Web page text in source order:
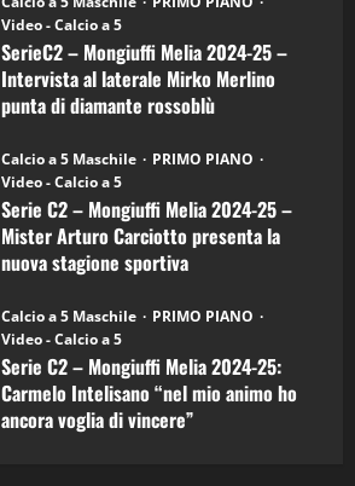
–
Intervista
a
mister
Arturo
Carciotto
(Mongiuffi
Video - Calcio a 5
SerieC2 – Mongiuffi Melia 2024-25 –
Intervista al laterale Mirko Merlino
punta di diamante rossoblù
Calcio a 5 Maschile
PRIMO PIANO
Video - Calcio a 5
Serie C2 – Mongiuffi Melia 2024-25 –
Mister Arturo Carciotto presenta la
nuova stagione sportiva
Calcio a 5 Maschile
PRIMO PIANO
Video - Calcio a 5
Serie C2 – Mongiuffi Melia 2024-25:
Carmelo Intelisano “nel mio animo ho
ancora voglia di vincere”
(Martedi 14 Aprile 2026)
15/04/2026
“SportEmpire” in Podcast: 26^ Puntata
(Martedi 07 Aprile 2026)
08/04/2026
“SportEmpire” in Podcast: 30^ Puntata
(Martedi 05 Maggio 2026)
08/05/2026